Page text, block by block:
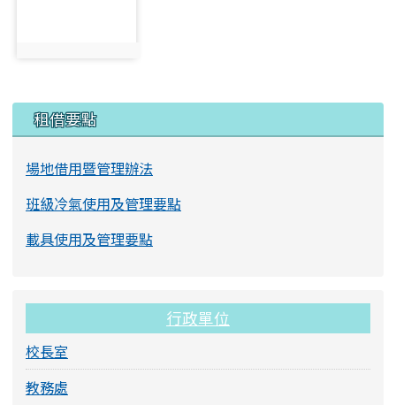
左邊區域內容
租借要點
場地借用暨管理辦法
班級冷氣使用及管理要點
載具使用及管理要點
行政單位
校長室
教務處